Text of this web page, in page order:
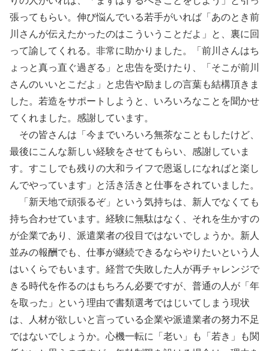
張ってもらい。伸び悩んでいる若手がいれば「あのとき前
川さんが伝えたかったのはこういうことだよ」と、裏に回
って諭してくれる。非常に助かりました。「前川さんはち
ょっと真っ直ぐ過ぎる」と忠告を受けたり、「そこが前川
さんのいいとこだよ」と忠告や励ましの言葉も結構頂きま
した。若造をサポートしようと、いろいろなことを聞かせ
てくれました。感謝しています。
その皆さんは「今までいろいろ無茶なこともしたけど、
最後にこんな新しい経験をさせてもらい、感謝していま
す。すこしでも残りの大和ライフで恩返しになればと楽し
んでやっています」と活き活きと仕事をされていました。
「新天地で頑張るぞ」という気持ちは、新人でなくても
持ち合わせています。経験に無駄はなく、それを生かすの
が企業であり、派遣業者の役目ではないでしょうか。新人
並みの報酬でも、仕事が継続できるならやりたいという人
はいくらでもいます。経営で失敗した人が再チャレンジで
きる時代を作るのはもちろん必要ですが、普通の人が「年
を取った」という理由で書類選考ではじいてしまう現状
は、人材が欲しいと言っている企業や派遣業者の努力不足
ではないでしょうか。心機一転に「老い」も「若き」も関